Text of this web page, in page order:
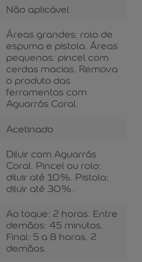
Não aplicável
Áreas grandes: rolo de
espuma e pistola. Áreas
pequenas: pincel com
cerdas macias. Remova
o produto das
ferramentas com
Aguarrás Coral.
Acetinado
Diluir com Aguarrás
Coral. Pincel ou rolo:
diluir até 10%. Pistola:
diluir até 30%.
Ao toque: 2 horas. Entre
demãos: 45 minutos.
Final: 5 a 8 horas. 2
demãos.